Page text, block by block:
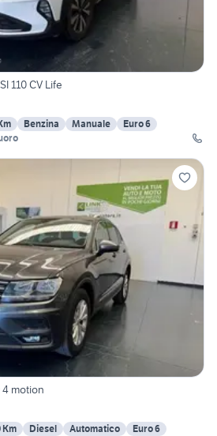
110 CV Life
Benzina Manuale
Euro 6
4 motion
Km Diesel Automatico
Euro 6